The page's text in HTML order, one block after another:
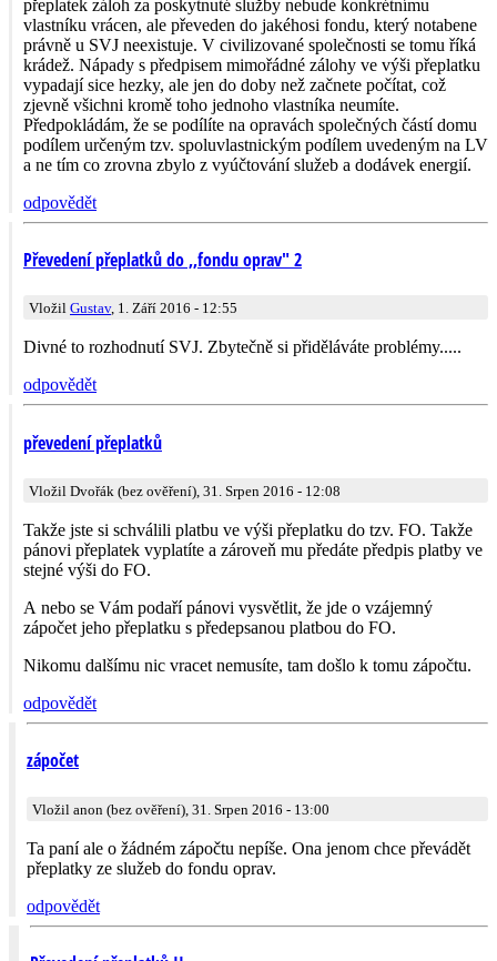
přeplatek záloh za poskytnuté služby nebude konkrétnímu
vlastníku vrácen, ale převeden do jakéhosi fondu, který notabene
právně u SVJ neexistuje. V civilizované společnosti se tomu říká
krádež. Nápady s předpisem mimořádné zálohy ve výši přeplatku
vypadají sice hezky, ale jen do doby než začnete počítat, což
zjevně všichni kromě toho jednoho vlastníka neumíte.
Předpokládám, že se podílíte na opravách společných částí domu
podílem určeným tzv. spoluvlastnickým podílem uvedeným na LV
a ne tím co zrovna zbylo z vyúčtování služeb a dodávek energií.
odpovědět
Převedení přeplatků do ,,fondu oprav" 2
Vložil Gustav, 1. Září 2016 - 12:55
Divné to rozhodnutí SVJ. Zbytečně si přiděláváte problémy.....
odpovědět
převedení přeplatků
Vložil Dvořák (bez ověření), 31. Srpen 2016 - 12:08
Takže jste si schválili platbu ve výši přeplatku do tzv. FO. Takže
pánovi přeplatek vyplatíte a zároveň mu předáte předpis platby ve
stejné výši do FO.
A nebo se Vám podaří pánovi vysvětlit, že jde o vzájemný
zápočet jeho přeplatku s předepsanou platbou do FO.
Nikomu dalšímu nic vracet nemusíte, tam došlo k tomu zápočtu.
odpovědět
zápočet
Vložil anon (bez ověření), 31. Srpen 2016 - 13:00
Ta paní ale o žádném zápočtu nepíše. Ona jenom chce převádět
přeplatky ze služeb do fondu oprav.
odpovědět